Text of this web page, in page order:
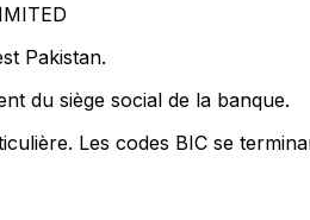
Pakistan.
du siège social de la banque.
Les codes BIC se